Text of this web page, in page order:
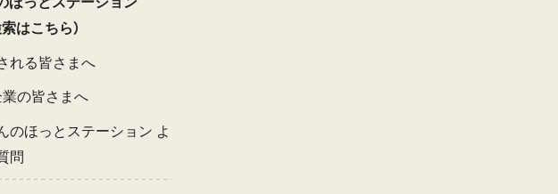
はこちら）
れる皆さまへ
業の皆さまへ
のほっとステーション よ
問